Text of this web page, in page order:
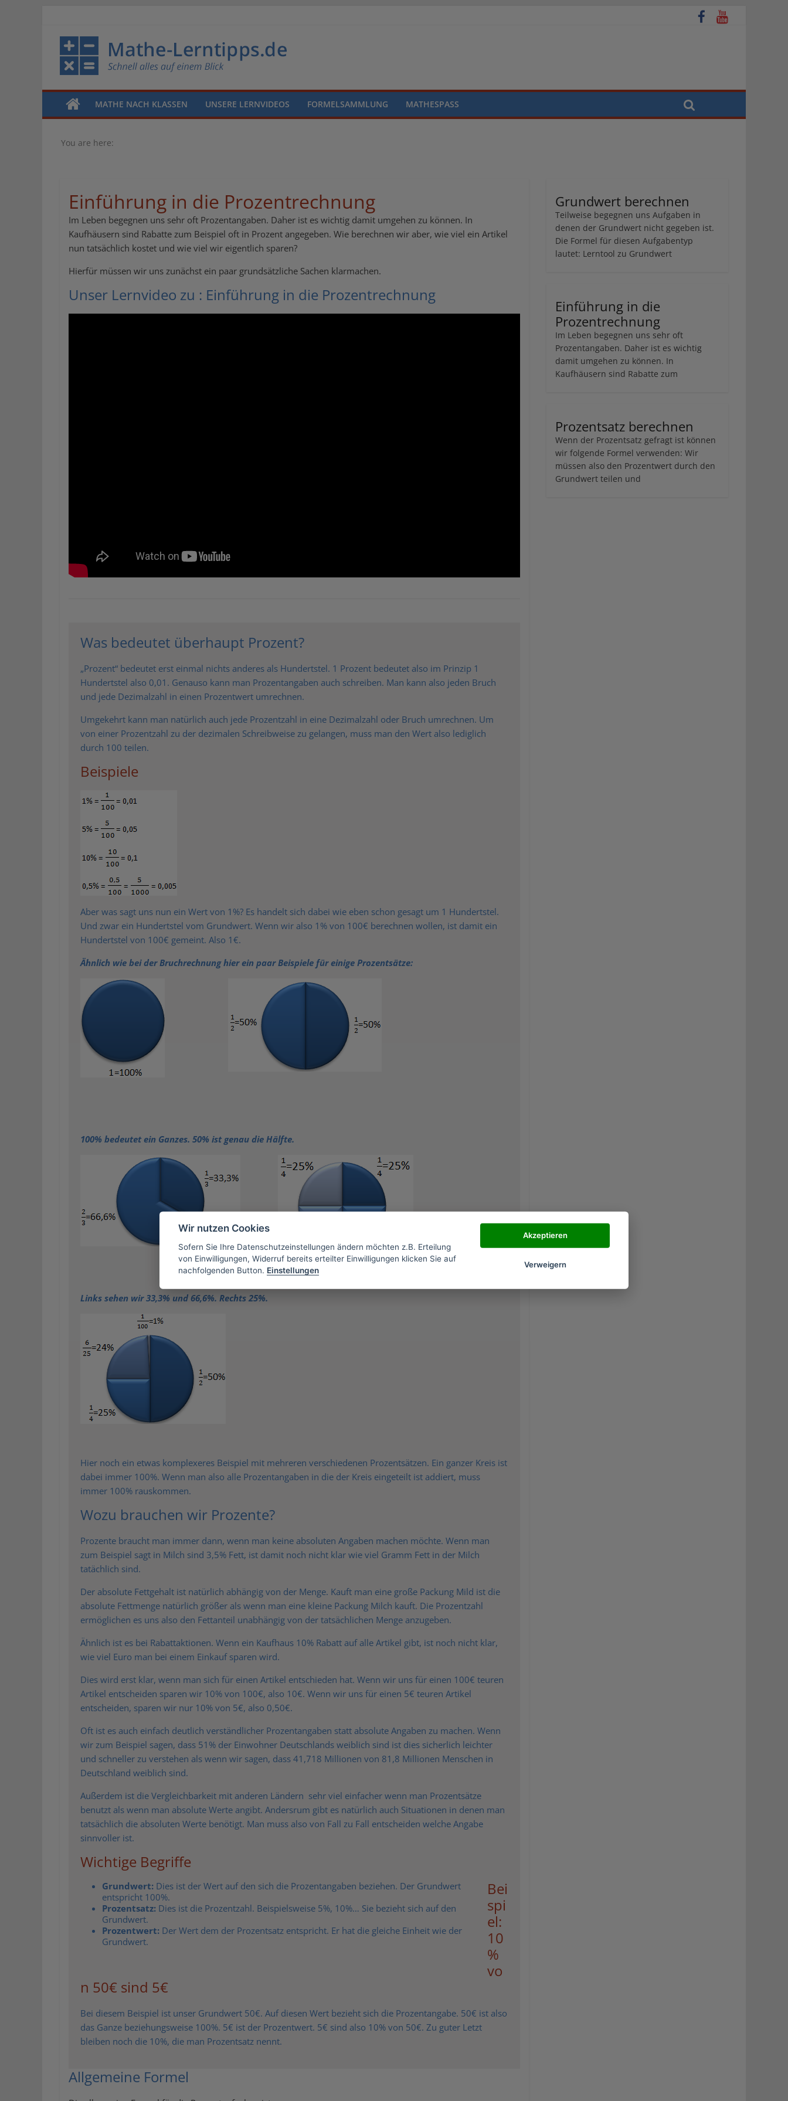
MATHE NACH KLASSEN UNSERE LERNVIDEOS FORMELSAMMLUNG MATHESPASS
You are here:
Einführung in die Prozentrechnung
Im Leben begegnen uns sehr oft Prozentangaben. Daher ist es wichtig damit umgehen zu können. In
Kaufhäusern sind Rabatte zum Beispiel oft in Prozent angegeben. Wie berechnen wir aber, wie viel ein Artikel
nun tatsächlich kostet und wie viel wir eigentlich sparen?
Hierfür müssen wir uns zunächst ein paar grundsätzliche Sachen klarmachen.
Unser Lernvideo zu : Einführung in die Prozentrechnung
Was bedeutet überhaupt Prozent?
„Prozent“ bedeutet erst einmal nichts anderes als Hundertstel. 1 Prozent bedeutet also im Prinzip 1
Hundertstel also 0,01. Genauso kann man Prozentangaben auch schreiben. Man kann also jeden Bruch
und jede Dezimalzahl in einen Prozentwert umrechnen.
Umgekehrt kann man natürlich auch jede Prozentzahl in eine Dezimalzahl oder Bruch umrechnen. Um
von einer Prozentzahl zu der dezimalen Schreibweise zu gelangen, muss man den Wert also lediglich
durch 100 teilen.
Beispiele
Aber was sagt uns nun ein Wert von 1%? Es handelt sich dabei wie eben schon gesagt um 1 Hundertstel.
Und zwar ein Hundertstel vom Grundwert. Wenn wir also 1% von 100€ berechnen wollen, ist damit ein
Hundertstel von 100€ gemeint. Also 1€.
Ähnlich wie bei der Bruchrechnung hier ein paar Beispiele für einige Prozentsätze:
100% bedeutet ein Ganzes. 50% ist genau die Hälfte.
Links sehen wir 33,3% und 66,6%. Rechts 25%.
Hier noch ein etwas komplexeres Beispiel mit mehreren verschiedenen Prozentsätzen. Ein ganzer Kreis ist
dabei immer 100%. Wenn man also alle Prozentangaben in die der Kreis eingeteilt ist addiert, muss
immer 100% rauskommen.
Wozu brauchen wir Prozente?
Prozente braucht man immer dann, wenn man keine absoluten Angaben machen möchte. Wenn man
zum Beispiel sagt in Milch sind 3,5% Fett, ist damit noch nicht klar wie viel Gramm Fett in der Milch
tatächlich sind.
Der absolute Fettgehalt ist natürlich abhängig von der Menge. Kauft man eine große Packung Mild ist die
absolute Fettmenge natürlich größer als wenn man eine kleine Packung Milch kauft. Die Prozentzahl
ermöglichen es uns also den Fettanteil unabhängig von der tatsächlichen Menge anzugeben.
Ähnlich ist es bei Rabattaktionen. Wenn ein Kaufhaus 10% Rabatt auf alle Artikel gibt, ist noch nicht klar,
wie viel Euro man bei einem Einkauf sparen wird.
Dies wird erst klar, wenn man sich für einen Artikel entschieden hat. Wenn wir uns für einen 100€ teuren
Artikel entscheiden sparen wir 10% von 100€, also 10€. Wenn wir uns für einen 5€ teuren Artikel
entscheiden, sparen wir nur 10% von 5€, also 0,50€.
Oft ist es auch einfach deutlich verständlicher Prozentangaben statt absolute Angaben zu machen. Wenn
wir zum Beispiel sagen, dass 51% der Einwohner Deutschlands weiblich sind ist dies sicherlich leichter
und schneller zu verstehen als wenn wir sagen, dass 41,718 Millionen von 81,8 Millionen Menschen in
Deutschland weiblich sind.
Außerdem ist die Vergleichbarkeit mit anderen Ländern sehr viel einfacher wenn man Prozentsätze
benutzt als wenn man absolute Werte angibt. Andersrum gibt es natürlich auch Situationen in denen man
tatsächlich die absoluten Werte benötigt. Man muss also von Fall zu Fall entscheiden welche Angabe
sinnvoller ist.
Wichtige Begriffe
Grundwert:Dies ist der Wert auf den sich die Prozentangaben beziehen. Der Grundwert
entspricht 100%.
Prozentsatz:Dies ist die Prozentzahl. Beispielsweise 5%, 10%… Sie bezieht sich auf den
Grundwert.
Prozentwert:Der Wert dem der Prozentsatz entspricht. Er hat die gleiche Einheit wie der
Grundwert.
Bei
spi
el:
10
%
vo
n 50€ sind 5€
Bei diesem Beispiel ist unser Grundwert 50€. Auf diesen Wert bezieht sich die Prozentangabe. 50€ ist also
das Ganze beziehungsweise 100%. 5€ ist der Prozentwert. 5€ sind also 10% von 50€. Zu guter Letzt
bleiben noch die 10%, die man Prozentsatz nennt.
Allgemeine Formel
Grundwert berechnen
Teilweise begegnen uns Aufgaben in
denen der Grundwert nicht gegeben ist.
Die Formel für diesen Aufgabentyp
lautet: Lerntool zu Grundwert
Einführung in die
Prozentrechnung
Im Leben begegnen uns sehr oft
Prozentangaben. Daher ist es wichtig
damit umgehen zu können. In
Kaufhäusern sind Rabatte zum
Prozentsatz berechnen
Wenn der Prozentsatz gefragt ist können
wir folgende Formel verwenden: Wir
müssen also den Prozentwert durch den
Grundwert teilen und
Wir nutzen Cookies
Sofern Sie Ihre Datenschutzeinstellungen ändern möchten z.B. Erteilung
von Einwilligungen, Widerruf bereits erteilter Einwilligungen klicken Sie auf
nachfolgenden Button. Einstellungen
Akzeptieren
Verweigern